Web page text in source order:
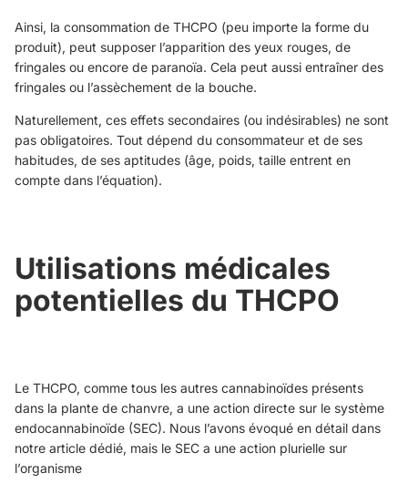
Ainsi, la consommation de THCPO (peu importe la forme du
produit), peut supposer l’apparition des yeux rouges, de
fringales ou encore de paranoïa. Cela peut aussi entraîner des
fringales ou l’assèchement de la bouche.
Naturellement, ces effets secondaires (ou indésirables) ne sont
pas obligatoires. Tout dépend du consommateur et de ses
habitudes, de ses aptitudes (âge, poids, taille entrent en
compte dans l’équation).
Utilisations médicales
potentielles du THCPO
Le THCPO, comme tous les autres cannabinoïdes présents
dans la plante de chanvre, a une action directe sur le système
endocannabinoïde (SEC). Nous l’avons évoqué en détail dans
notre article dédié, mais le SEC a une action plurielle sur
l’organisme